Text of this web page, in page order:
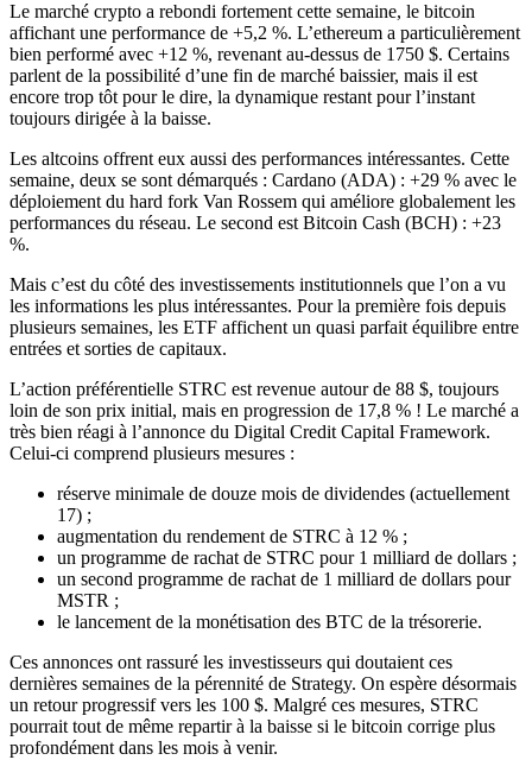
Le marché crypto a rebondi fortement cette semaine, le bitcoin
affichant une performance de +5,2 %. L’ethereum a particulièrement
bien performé avec +12 %, revenant au-dessus de 1750 $. Certains
parlent de la possibilité d’une fin de marché baissier, mais il est
encore trop tôt pour le dire, la dynamique restant pour l’instant
toujours dirigée à la baisse.
Les altcoins offrent eux aussi des performances intéressantes. Cette
semaine, deux se sont démarqués : Cardano (ADA) : +29 % avec le
déploiement du hard fork Van Rossem qui améliore globalement les
performances du réseau. Le second est Bitcoin Cash (BCH) : +23
%.
Mais c’est du côté des investissements institutionnels que l’on a vu
les informations les plus intéressantes. Pour la première fois depuis
plusieurs semaines, les ETF affichent un quasi parfait équilibre entre
entrées et sorties de capitaux.
L’action préférentielle STRC est revenue autour de 88 $, toujours
loin de son prix initial, mais en progression de 17,8 % ! Le marché a
très bien réagi à l’annonce du Digital Credit Capital Framework.
Celui-ci comprend plusieurs mesures :
réserve minimale de douze mois de dividendes (actuellement
17) ;
augmentation du rendement de STRC à 12 % ;
un programme de rachat de STRC pour 1 milliard de dollars ;
un second programme de rachat de 1 milliard de dollars pour
MSTR ;
le lancement de la monétisation des BTC de la trésorerie.
Ces annonces ont rassuré les investisseurs qui doutaient ces
dernières semaines de la pérennité de Strategy. On espère désormais
un retour progressif vers les 100 $. Malgré ces mesures, STRC
pourrait tout de même repartir à la baisse si le bitcoin corrige plus
profondément dans les mois à venir.